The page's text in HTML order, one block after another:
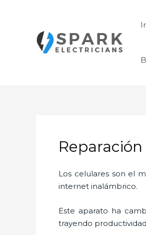
Los celulares son el
internet inalámbrico.
Este aparato ha
trayendo